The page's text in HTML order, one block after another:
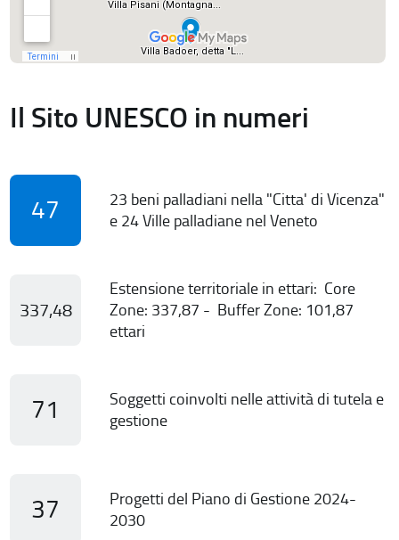
Il Sito UNESCO in numeri
47
23 beni palladiani nella "Citta' di Vicenza"
e 24 Ville palladiane nel Veneto
337,48
Estensione territoriale in ettari: Core
Zone: 337,87 - Buffer Zone: 101,87
ettari
71
Soggetti coinvolti nelle attività di tutela e
gestione
37
Progetti del Piano di Gestione 2024-
2030